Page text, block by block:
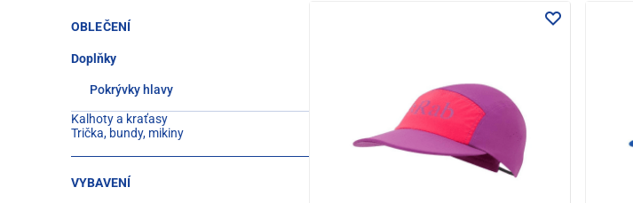
OBLEČENÍ
Doplňky
Pokrývky hlavy
Kalhoty a kraťasy
Trička, bundy, mikiny
VYBAVENÍ